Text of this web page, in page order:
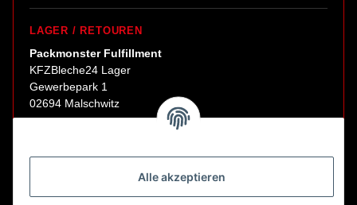
Alle akzeptieren
LAGER / RETOUREN
Packmonster Fulfillment
KFZBleche24 Lager
Gewerbepark 1
02694 Malschwitz
Abholungen nur nach Terminvereinbarung.
E-Mail:sales@kfzbleche24.de